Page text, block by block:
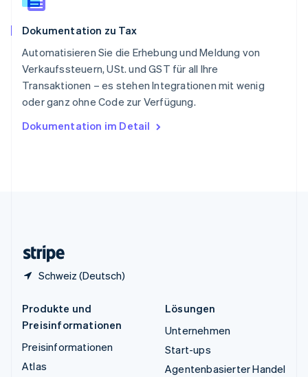
Dokumentation zu Tax
Automatisieren Sie die Erhebung und Meldung von
Verkaufssteuern, USt. und GST für all Ihre
Transaktionen – es stehen Integrationen mit wenig
oder ganz ohne Code zur Verfügung.
Dokumentation im Detail
Schweiz (Deutsch)
China
Spanien
EspañolEnglish
Thailand
Tschechische Republik
English
English
Produkte und
Preisinformationen
Preisinformationen
Atlas
Lösungen
Unternehmen
Start-ups
Agentenbasierter Handel